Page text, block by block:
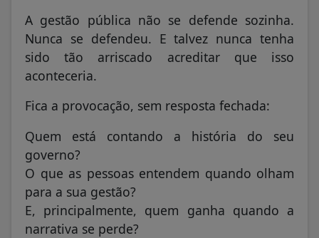
A gestão pública não se defende sozinha.
Nunca se defendeu. E talvez nunca tenha
sido tão arriscado acreditar que isso
aconteceria.
Fica a provocação, sem resposta fechada:
Quem está contando a história do seu
governo?
O que as pessoas entendem quando olham
para a sua gestão?
E, principalmente, quem ganha quando a
narrativa se perde?